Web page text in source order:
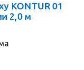
KONTUR 01
2,0 м